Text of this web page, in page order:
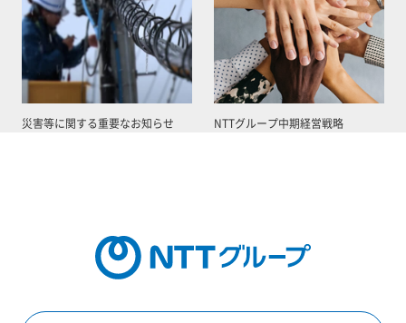
災害等に関する重要なお知らせ NTTグループ中期経営戦略